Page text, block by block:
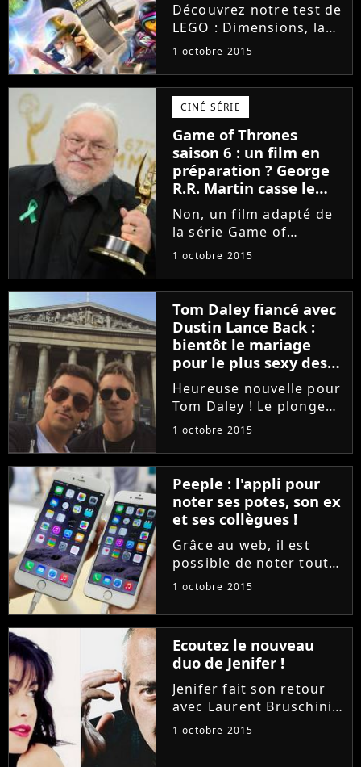
Découvrez notre test de
LEGO : Dimensions, la
toute nouvelle licence
in LEGO", disponible
depuis le 29 septembre
2015 sur PS4, PS3, Xbox
One, Xbox 360 et Wii...
1 octobre 2015
CINÉ SÉRIE
Game of Thrones
saison 6 : un film en
préparation ? George
R.R. Martin casse le
rêve
Non, un film adapté de
la série Game of
Thrones n'est pas en
d'Hollywood. Depuis
quelques mois, les
acteurs sont
rassemblés en Irlande
et dans d'autres pays
d'Europe...
1 octobre 2015
Tom Daley fiancé avec
Dustin Lance Back :
bientôt le mariage
pour le plus sexy des
plongeurs
Heureuse nouvelle pour
Tom Daley ! Le plongeur
de 21 ans a annoncé
fiançailles avec son
petit-ami Dustin Lance
Back. Il y a deux ans, le
nageur anglais avait
courageusement...
1 octobre 2015
Peeple : l'appli pour
noter ses potes, son ex
et ses collègues !
Grâce au web, il est
possible de noter tout
et n'importe quoi. Des
des boutiques, des sites
et visiblement aussi
bientôt... des humains.
C'est en tout cas...
1 octobre 2015
Ecoutez le nouveau
duo de Jenifer !
Jenifer fait son retour
avec Laurent Bruschini,
lequel a accepté de la
1 octobre 2015